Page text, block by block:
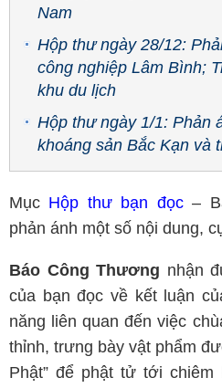
Nam
Hộp thư ngày 28/12:
công nghiệp Lâm Bình;
khu du lịch
Hộp thư ngày 1/1: Phản
khoáng sản Bắc Kạn và
Mục Hộp thư bạn đọc–
phản ánh một số nội dung,
Báo Công Thương nhận
của bạn đọc về kết luận
năng liên quan đến việc
thỉnh, trưng bày vật phẩm
Phật” để phật tử tới chiêm